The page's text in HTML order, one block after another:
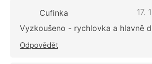
Cufinka
17.
Vyzkoušeno - rychlovka a hlavně
Odpovědět